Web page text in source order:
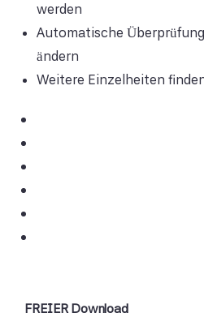
werden
Automatische
ändern
Weitere Einzelheiten
FREIER Download